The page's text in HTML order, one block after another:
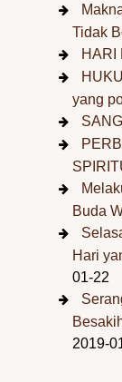
Tidak
HARI
yang
Buda
Hari
01-22
2019-